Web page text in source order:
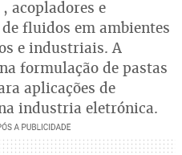
acopladores e
fluidos em ambientes
e industriais. A
formulação de pastas
aplicações de
industria eletrónica.